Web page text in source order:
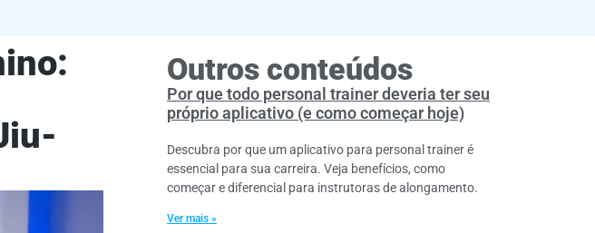
Outros conteúdos
Por que todo personal trainer deveria ter seu
próprio aplicativo (e como começar hoje)
Descubra por que um aplicativo para personal trainer é
essencial para sua carreira. Veja benefícios, como
começar e diferencial para instrutoras de alongamento.
Ver mais »